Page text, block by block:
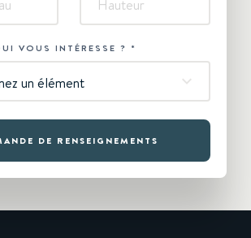
VOUS INTÉRESSE ? *
un élément
DE RENSEIGNEMENTS